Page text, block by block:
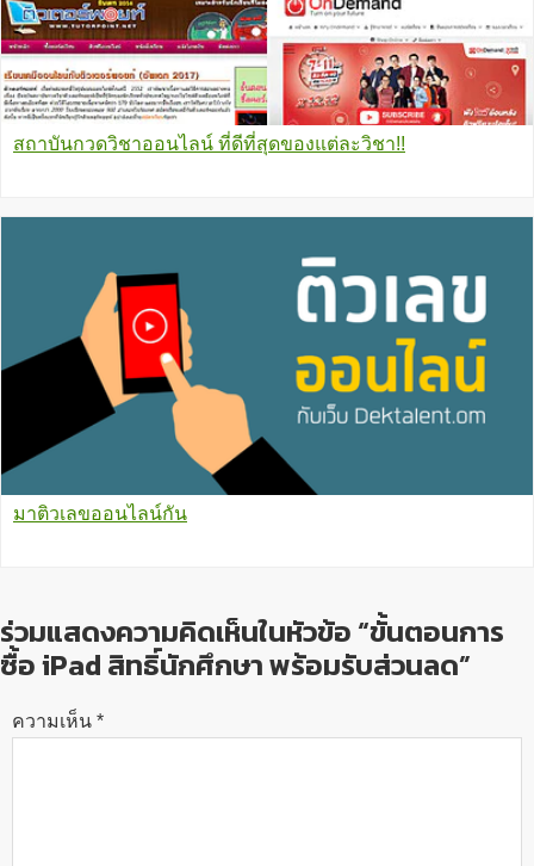
สถาบันกวดวิชาออนไลน์ ที่ดีที่สุดของแต่ละวิชา!!
มาติวเลขออนไลน์กัน
ร่วมแสดงความคิดเห็นในหัวข้อ “ขั้นตอนการ
ซื้อ iPad สิทธิ์นักศึกษา พร้อมรับส่วนลด”
ความเห็น *